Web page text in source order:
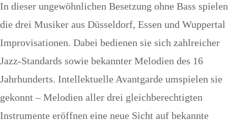
In dieser ungewöhnlichen Besetzung ohne Bass spielen
die drei Musiker aus Düsseldorf, Essen und Wuppertal
Improvisationen. Dabei bedienen sie sich zahlreicher
Jazz-Standards sowie bekannter Melodien des 16
Jahrhunderts. Intellektuelle Avantgarde umspielen sie
gekonnt – Melodien aller drei gleichberechtigten
Instrumente eröffnen eine neue Sicht auf bekannte